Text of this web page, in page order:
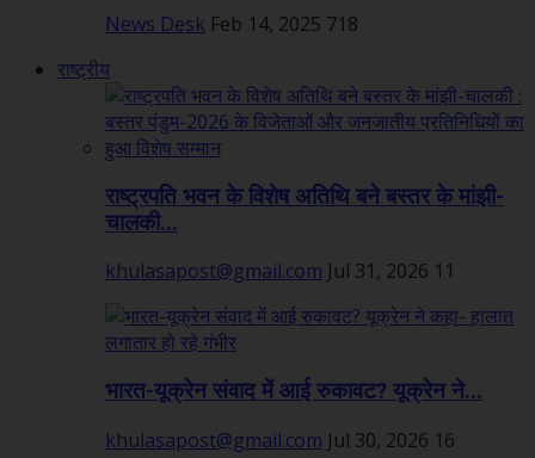
News Desk Feb 14, 2025 718
राष्ट्रीय
राष्ट्रपति भवन के विशेष अतिथि बने बस्तर के मांझी-
चालकी...
khulasapost@gmail.com Jul 31, 2026 11
भारत-यूक्रेन संवाद में आई रुकावट? यूक्रेन ने...
khulasapost@gmail.com Jul 30, 2026 16